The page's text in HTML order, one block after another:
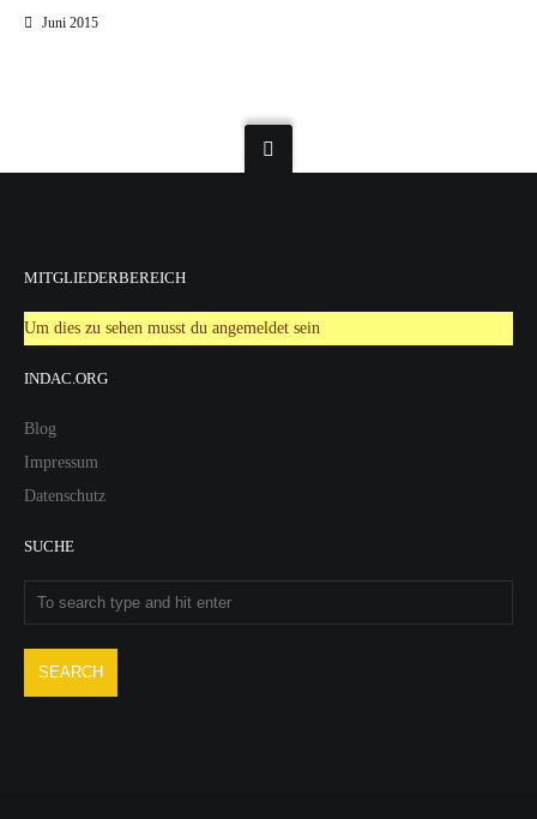
Juni 2015
MITGLIEDERBEREICH
Um dies zu sehen musst du angemeldet sein
INDAC.ORG
Blog
Impressum
Datenschutz
SUCHE